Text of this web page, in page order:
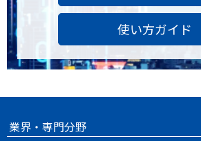
使い方ガイド
業界・専門分野